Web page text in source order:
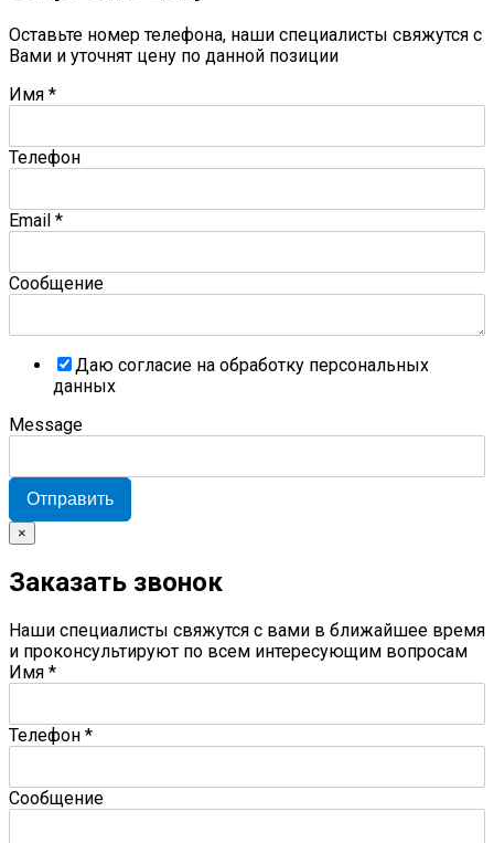
Оставьте номер телефона, наши специалисты свяжутся с
Вами и уточнят цену по данной позиции
Имя *
Телефон
Email *
Сообщение
Даю согласие на обработку персональных
данных
Message
Отправить
×
Заказать звонок
Наши специалисты свяжутся с вами в ближайшее время
и проконсультируют по всем интересующим вопросам
Имя *
Телефон *
Сообщение